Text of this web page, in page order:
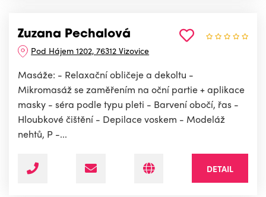
Zuzana Pechalová
Pod Hájem 1202, 76312 Vizovice
Masáže: - Relaxační obličeje a dekoltu -
Mikromasáž se zaměřením na oční partie + aplikace
masky - séra podle typu pleti - Barvení obočí, řas -
Hloubkové čištění - Depilace voskem - Modeláž
nehtů, P -...
DETAIL